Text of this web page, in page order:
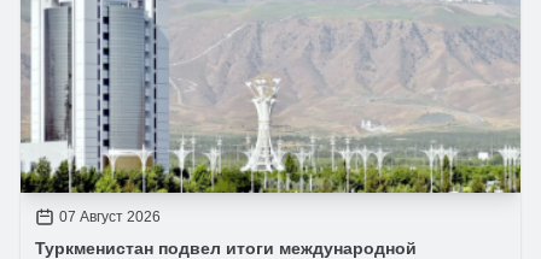
07 Август 2026
Туркменистан подвел итоги международной